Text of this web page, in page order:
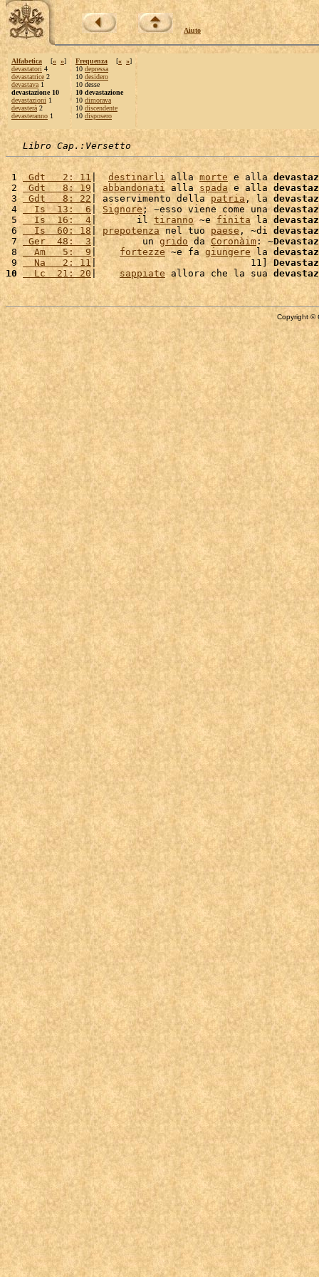
Aiuto
Alfabetica [« »]
devastatori 4
devastatrice 2
devastava 1
devastazione 10
devastazioni 1
devasterà 2
devasteranno 1
Frequenza [« »]
10 depressa
10 desidero
10 desse
10 devastazione
10 dimorava
10 discendente
10 disposero
Libro Cap.:Versetto
1 Gdt   2: 11 | destinarli alla morte e alla
2 Gdt   8: 19 | abbandonati alla spada e alla
3 Gdt   8: 22 | asservimento della patria, la
4
  Is  13:  6
| Signore ; ~esso viene come una
5
  Is  16:  4
|       il tiranno ~e finita la
6
  Is  60: 18
| prepotenza nel tuo paese, ~di
7
Ger  48:  3|        un grido da Coronàim : ~
8
  Am   5:  9
| fortezze ~e fa giungere la
9
  Na   2: 11
|                           11]
10
  Lc  21: 20
| sappiate allora che la sua
Copyright ©